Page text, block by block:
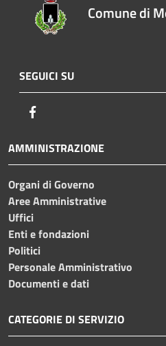
Comune di
SEGUICI SU
AMMINISTRAZIONE
Organi di Governo
Aree Amministrative
Uffici
Enti e fondazioni
Politici
Personale Amministrativo
Documenti e dati
CATEGORIE DI SERVIZIO